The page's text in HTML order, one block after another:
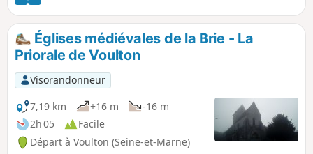
une nuit en chambre d'hôtes à Donnemarie-Dontilly, à peu
près à mi-parcours entre les deux gares, après une belle
traversée du Montois, dans un paysage un peu plus varié et
vallonné que la Brie juste au Nord.
Églises médiévales de la Brie - La
Priorale de Voulton
Visorandonneur
7,19 km
+16 m
-16 m
2h 05
Facile
Départ à Voulton (Seine-et-Marne)